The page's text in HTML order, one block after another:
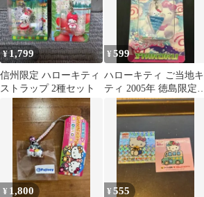
¥1,799
信州限定 ハローキティ
ストラップ 2種セット
¥599
ハローキティ ご当地キ
ティ 2005年 徳島限定
うずしおバージョン 根
付け
¥ 1,800 ¥555